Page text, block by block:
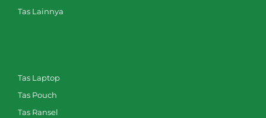
Tas Lainnya
Tas Laptop
Tas Pouch
Tas Ransel